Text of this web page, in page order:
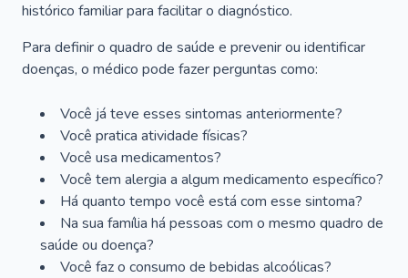
histórico familiar para facilitar o diagnóstico.
Para definir o quadro de saúde e prevenir ou identificar
doenças, o médico pode fazer perguntas como:
Você já teve esses sintomas anteriormente?
Você pratica atividade físicas?
Você usa medicamentos?
Você tem alergia a algum medicamento específico?
Há quanto tempo você está com esse sintoma?
Na sua família há pessoas com o mesmo quadro de
saúde ou doença?
Você faz o consumo de bebidas alcoólicas?